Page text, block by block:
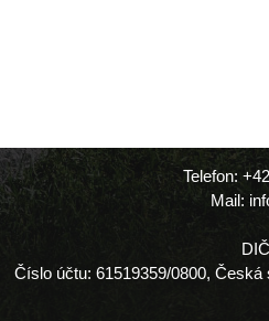
Telefon:
Mail:
Číslo účtu: 61519359/0800, Česká